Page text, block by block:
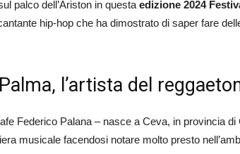
palco dell’Ariston in questa edizione 2024
hip-hop che ha dimostrato di saper fare
l’artista del
Federico Palana – nasce a Ceva, in provincia
musicale facendosi notare molto presto